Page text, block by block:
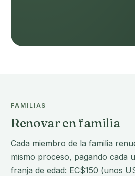
FAMILIAS
Renovar en familia
Cada miembro de la familia
mismo proceso, pagando cada
franja de edad: EC$150 (unos